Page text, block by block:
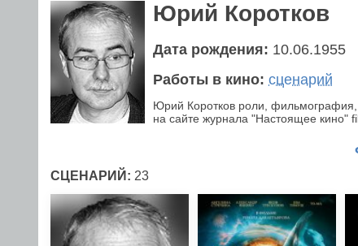
Юрий Коротков
Дата рождения: 10.06.1955
Работы в кино: сценарий
Юрий Коротков роли,
на сайте журнала "Настоящее кино"
СЦЕНАРИЙ: 23